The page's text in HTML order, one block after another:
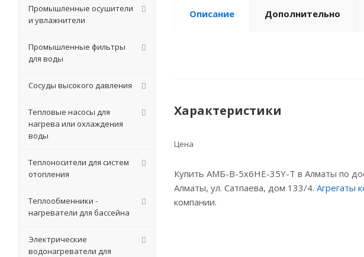
Описание Дополнительно
Характеристики
Цена
Купить АМБ-В-5х6HE-35Y-Т в Алматы по
Алматы, ул. Сатпаева, дом 133/4. Агрегаты
компании.
Промышленные осушители
и увлажнители
Промышленные фильтры
для воды
Сосуды высокого давления
Тепловые насосы для
нагрева или охлаждения
воды
Теплоносители для систем
отопления
Теплообменники -
нагреватели для бассейна
Электрические
водонагреватели для